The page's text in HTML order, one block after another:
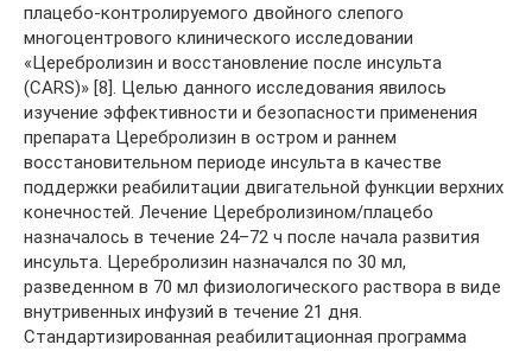
плацебо-контролируемого двойного слепого
многоцентрового клинического исследовании
«Церебролизин и восстановление после инсульта
(CARS)» [8]. Целью данного исследования явилось
изучение эффективности и безопасности применения
препарата Церебролизин в остром и раннем
восстановительном периоде инсульта в качестве
поддержки реабилитации двигательной функции верхних
конечностей. Лечение Церебролизином/плацебо
назначалось в течение 24–72 ч после начала развития
инсульта. Церебролизин назначался по 30 мл,
разведенном в 70 мл физиологического раствора в виде
внутривенных инфузий в течение 21 дня.
Стандартизированная реабилитационная программа